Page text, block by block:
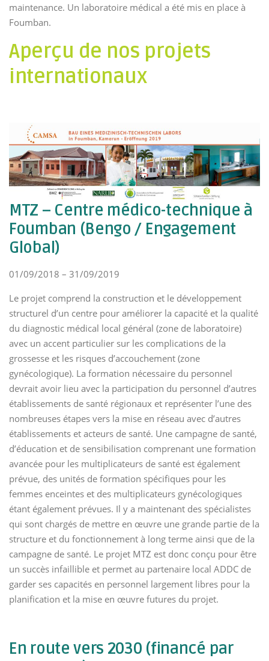
maintenance. Un laboratoire médical a été mis en place à
Foumban.
Aperçu de nos projets
internationaux
MTZ – Centre médico-technique à
Foumban (Bengo / Engagement
Global)
01/09/2018 – 31/09/2019
Le projet comprend la construction et le développement
structurel d’un centre pour améliorer la capacité et la qualité
du diagnostic médical local général (zone de laboratoire)
avec un accent particulier sur les complications de la
grossesse et les risques d’accouchement (zone
gynécologique). La formation nécessaire du personnel
devrait avoir lieu avec la participation du personnel d’autres
établissements de santé régionaux et représenter l’une des
nombreuses étapes vers la mise en réseau avec d’autres
établissements et acteurs de santé. Une campagne de santé,
d’éducation et de sensibilisation comprenant une formation
avancée pour les multiplicateurs de santé est également
prévue, des unités de formation spécifiques pour les
femmes enceintes et des multiplicateurs gynécologiques
étant également prévues. Il y a maintenant des spécialistes
qui sont chargés de mettre en œuvre une grande partie de la
structure et du fonctionnement à long terme ainsi que de la
campagne de santé. Le projet MTZ est donc conçu pour être
un succès infaillible et permet au partenaire local ADDC de
garder ses capacités en personnel largement libres pour la
planification et la mise en œuvre futures du projet.
En route vers 2030 (financé par